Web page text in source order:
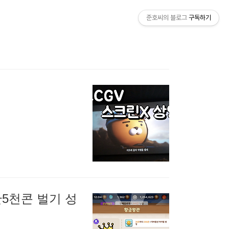
천콘 벌기 성
준호씨의 블로그 구독하기